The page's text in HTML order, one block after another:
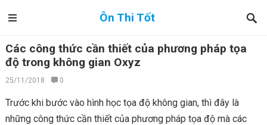
Ôn Thi Tốt
Các công thức cần thiết của phương pháp tọa
độ trong không gian Oxyz
25/11/2018 0
Trước khi bước vào hình học tọa độ không gian, thì đây là
những công thức cần thiết của phương pháp tọa độ mà các